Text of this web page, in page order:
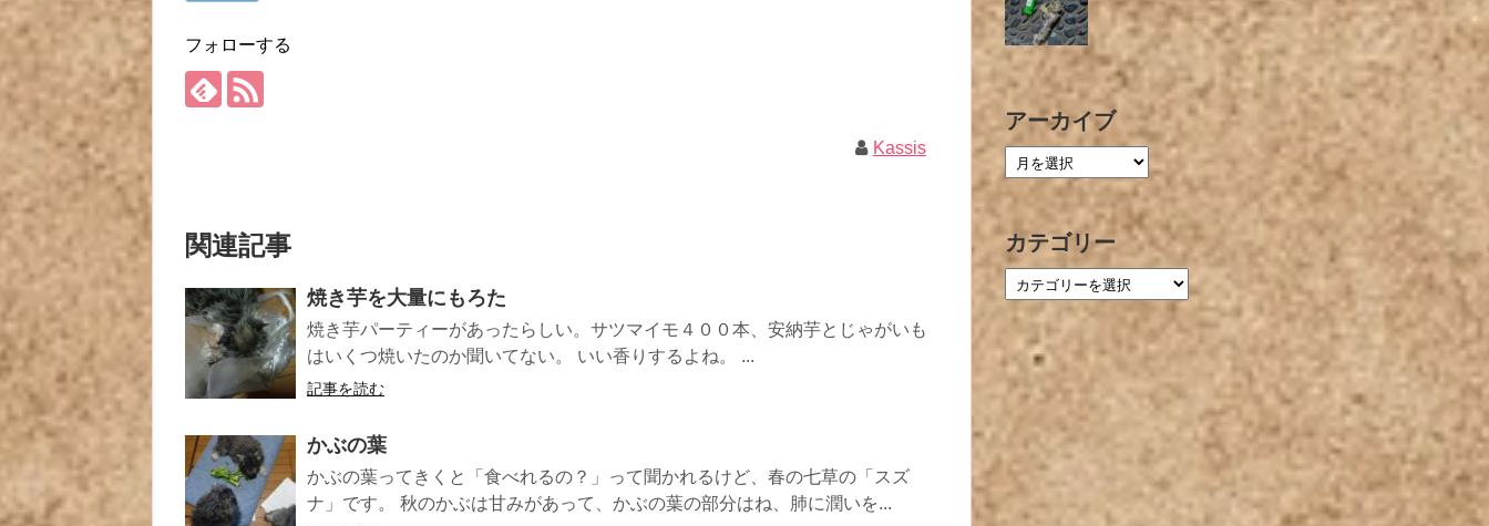
フォローする
Kassis
関連記事
焼き芋を大量にもろた
焼き芋パーティーがあったらしい。サツマイモ４００本、安納芋とじゃがいも
はいくつ焼いたのか聞いてない。 いい香りするよね。 ...
記事を読む
かぶの葉
かぶの葉ってきくと「食べれるの？」って聞かれるけど、春の七草の「スズ
ナ」です。 秋のかぶは甘みがあって、かぶの葉の部分はね、肺に潤いを...
アーカイブ
カテゴリー